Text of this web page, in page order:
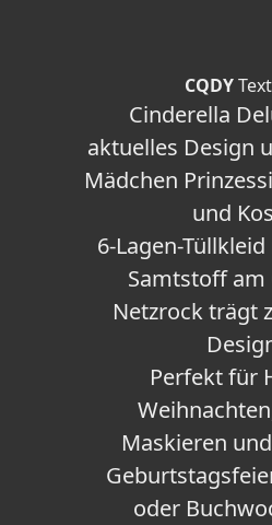
CQDY
Cinderella
aktuelles Design
Mädchen
und
6-Lagen-
Samtstoff
Netzrock trägt
Perfekt für
Maskieren
oder